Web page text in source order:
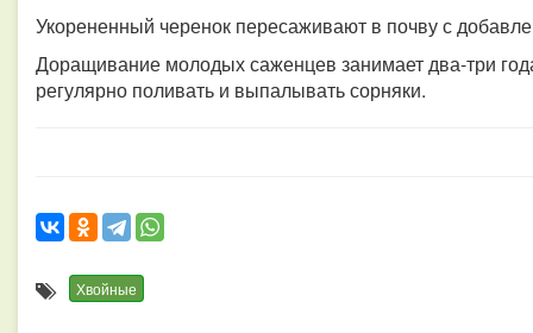
Укорененный черенок пересаживают в почву с
Доращивание молодых саженцев занимает два-три
регулярно поливать и выпалывать сорняки.
Хвойные